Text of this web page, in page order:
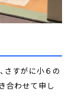
さすがに小６の
合わせて申し